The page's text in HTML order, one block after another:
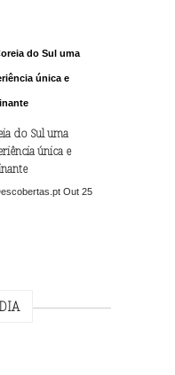
do Sul uma
única e
Out 25